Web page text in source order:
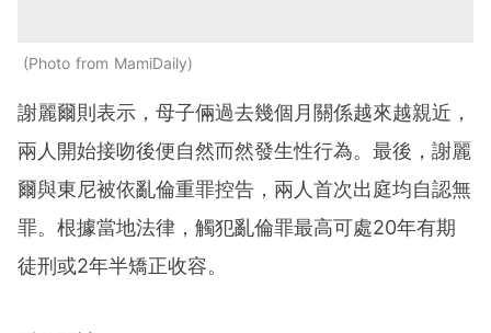
Photo from MamiDaily
謝麗爾則表示，母子倆過去幾個月關係越來越親近，
兩人開始接吻後便自然而然發生性行為。最後，謝麗
爾與東尼被依亂倫重罪控告，兩人首次出庭均自認無
罪。根據當地法律，觸犯亂倫罪最高可處20年有期
徒刑或2年半矯正收容。